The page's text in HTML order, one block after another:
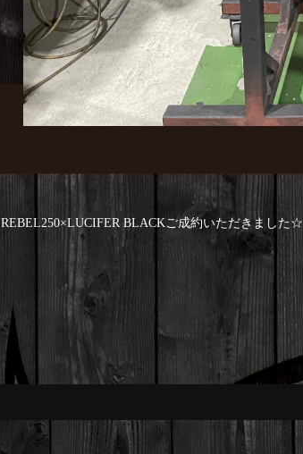
REBEL250×LUCIFER BLACKご成約いただきました☆